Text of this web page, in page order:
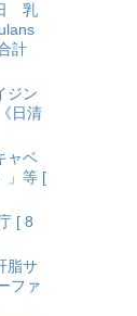
乳
計
ジン
日清
ャベ
」等 [
[ 8
脂サ
ファ